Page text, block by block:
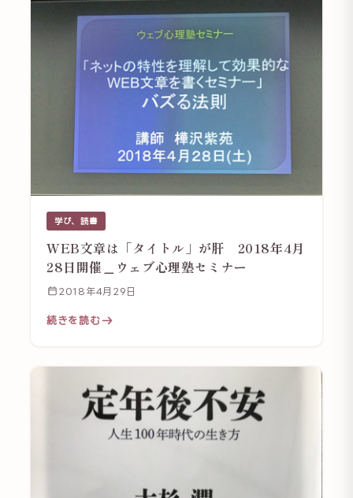
学び、読書
WEB文章は「タイトル」が肝 2018年4月
28日開催＿ウェブ心理塾セミナー
2018年4月29日
続きを読む